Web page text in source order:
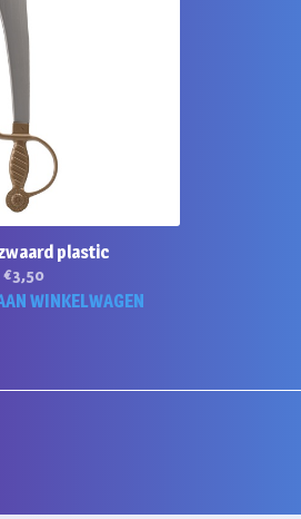
plastic
€3,50
WINKELWAGEN